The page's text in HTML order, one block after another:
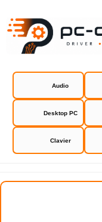
Audio
Desktop PC
Clavier